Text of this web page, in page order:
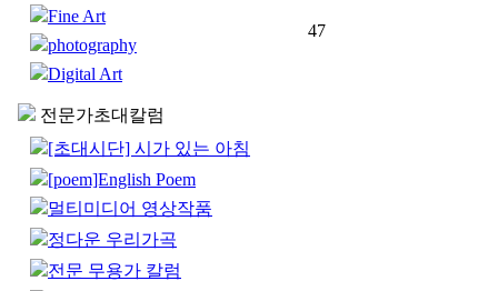
Fine Art
photography
Digital Art
전문가초대칼럼
[초대시단] 시가 있는 아침
[poem]English Poem
멀티미디어 영상작품
정다운 우리가곡
전문 무용가 칼럼
47